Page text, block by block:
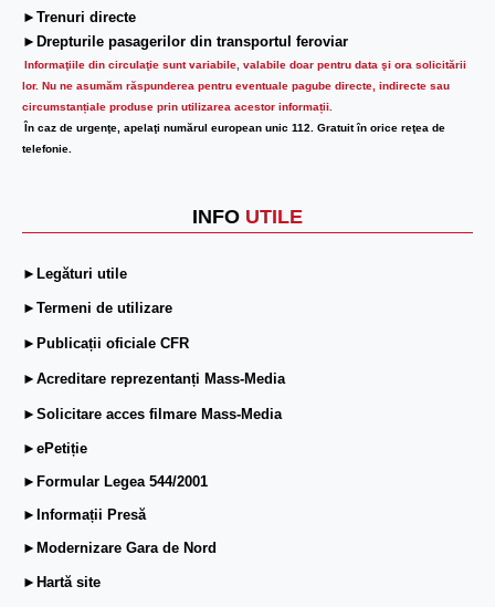
►Trenuri directe
►Drepturile pasagerilor din transportul feroviar
Informaţiile din circulaţie sunt variabile, valabile doar pentru data şi ora solicitării
lor. Nu ne asumăm răspunderea pentru eventuale pagube directe, indirecte sau
circumstanțiale produse prin utilizarea acestor informații.
În caz de urgenţe, apelaţi numărul european unic 112. Gratuit în orice reţea de
telefonie.
INFO UTILE
►Legături utile
►Termeni de utilizare
►Publicații oficiale CFR
►Acreditare reprezentanți Mass-Media
►Solicitare acces filmare Mass-Media
►ePetiție
►Formular Legea 544/2001
►Informații Presă
►Modernizare Gara de Nord
►Hartă site